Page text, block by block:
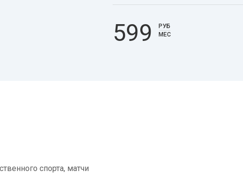
599
РУБ
МЕС
спорта, матчи